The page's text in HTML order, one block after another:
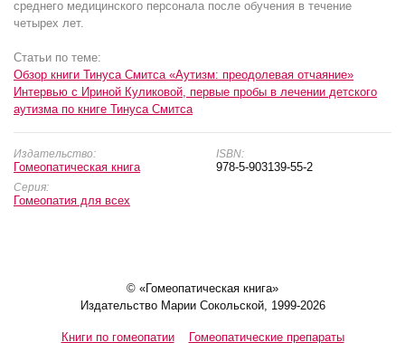
среднего медицинского персонала после обучения в течение
четырех лет.
Статьи по теме:
Обзор книги Тинуса Смитса «Аутизм: преодолевая отчаяние»
Интервью с Ириной Куликовой, первые пробы в лечении детского
аутизма по книге Тинуса Смитса
Издательство:
Гомеопатическая книга
Серия:
Гомеопатия для всех
ISBN:
978-5-903139-55-2
© «Гомеопатическая книга»
Издательство Марии Сокольской, 1999-2026
Книги по гомеопатии Гомеопатические препараты